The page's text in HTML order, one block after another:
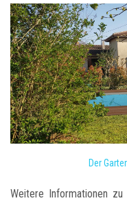
Der
Weitere Informationen